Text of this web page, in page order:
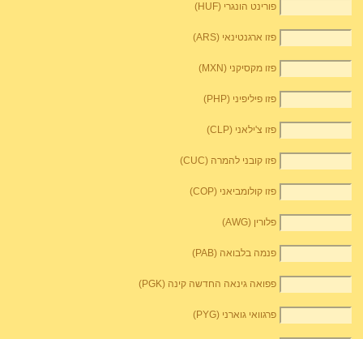
פורינט הונגרי (HUF)
פזו ארגנטינאי (ARS)
פזו מקסיקני (MXN)
פזו פיליפיני (PHP)
פזו צ'ילאני (CLP)
פזו קובני להמרה (CUC)
פזו קולומביאני (COP)
פלורין (AWG)
פנמה בלבואה (PAB)
פפואה גינאה החדשה קינה (PGK)
פרגוואי גוארני (PYG)